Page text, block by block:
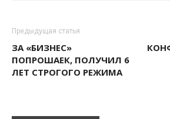
Предыдущая статья
ЗА «БИЗНЕС»
ПОПРОШАЕК, ПОЛУЧИЛ 6
ЛЕТ СТРОГОГО РЕЖИМА